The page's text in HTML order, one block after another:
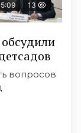
13
вопросов